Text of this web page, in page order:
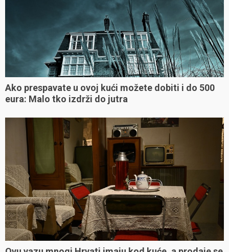
Ako prespavate u ovoj kući možete dobiti i do 500
eura: Malo tko izdrži do jutra